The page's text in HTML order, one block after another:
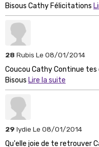
Bisous Cathy Félicitations
28 Rubis Le 08/01/2014
Coucou Cathy Continue
Bisous Lire la suite
29 lydie Le 08/01/2014
Qu'elle joie de te retrouver